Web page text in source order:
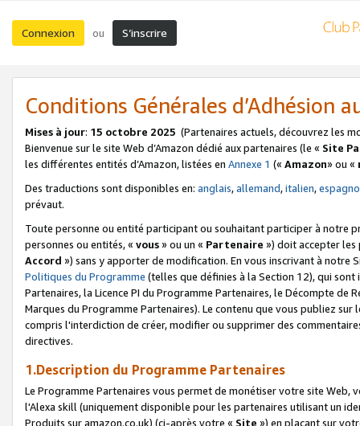
Connexion ou S’inscrire
Conditions Générales d’Adhésion
Mises à jour: 15 octobre 2025 (Partenaires actuels, découvrez les
Bienvenue sur le site Web d’Amazon dédié aux partenaires (le « Site
les différentes entités d’Amazon, listées en Annexe 1 (« Amazon» ou «
Des traductions sont disponibles en: anglais,allemand,italien,
prévaut.
Toute personne ou entité participant ou souhaitant participer à notre
personnes ou entités, « vous» ou un « Partenaire ») doit accepter les
Accord ») sans y apporter de modification. En vous inscrivant à notre
Politiques du Programme (telles que définies à la Section 12), qui
Partenaires, la Licence PI du Programme Partenaires, le Décompte de
Marques du Programme Partenaires). Le contenu que vous publiez
compris l'interdiction de créer, modifier ou supprimer des
directives.
1.Description du Programme Partenaires
Le Programme Partenaires vous permet de monétiser votre site Web,
l'Alexa skill (uniquement disponible pour les partenaires utilisant un
Produits sur amazon.co.uk) (ci-après votre « Site ») en plaçant sur